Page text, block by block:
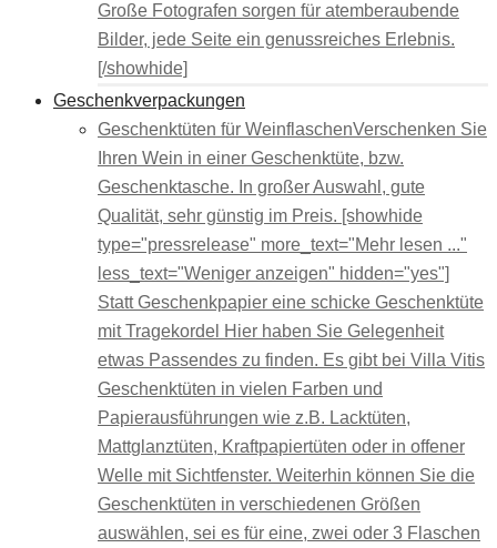
Große Fotografen sorgen für atemberaubende
Bilder, jede Seite ein genussreiches Erlebnis.
[/showhide]
Geschenkverpackungen
Geschenktüten für WeinflaschenVerschenken Sie
Ihren Wein in einer Geschenktüte, bzw.
Geschenktasche. In großer Auswahl, gute
Qualität, sehr günstig im Preis. [showhide
type="pressrelease" more_text="Mehr lesen ..."
less_text="Weniger anzeigen" hidden="yes"]
Statt Geschenkpapier eine schicke Geschenktüte
mit Tragekordel Hier haben Sie Gelegenheit
etwas Passendes zu finden. Es gibt bei Villa Vitis
Geschenktüten in vielen Farben und
Papierausführungen wie z.B. Lacktüten,
Mattglanztüten, Kraftpapiertüten oder in offener
Welle mit Sichtfenster. Weiterhin können Sie die
Geschenktüten in verschiedenen Größen
auswählen, sei es für eine, zwei oder 3 Flaschen